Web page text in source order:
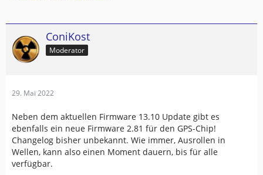
ConiKost
Moderator
29. Mai 2022
Neben dem aktuellen Firmware 13.10 Update gibt es
ebenfalls ein neue Firmware 2.81 für den GPS-Chip!
Changelog bisher unbekannt. Wie immer, Ausrollen in
Wellen, kann also einen Moment dauern, bis für alle
verfügbar.